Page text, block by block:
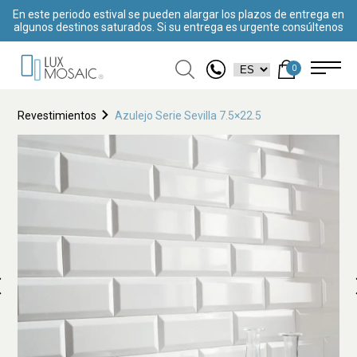
En este periodo estival se pueden alargar los plazos de entrega en
algunos destinos saturados. Si su entrega es urgente consúltenos
0
Revestimientos Azulejo Serie Sevilla 7.5×22.5